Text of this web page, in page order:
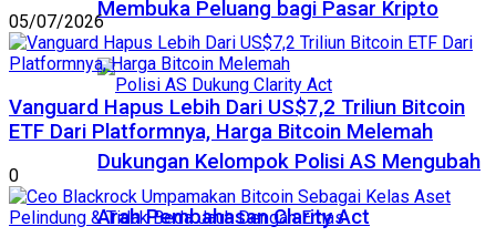
Membuka Peluang bagi Pasar Kripto
Dukungan Kelompok Polisi AS Mengubah
Arah Pembahasan Clarity Act
05/07/2026
Vanguard Hapus Lebih Dari US$7,2 Triliun Bitcoin
ETF Dari Platformnya, Harga Bitcoin Melemah
0